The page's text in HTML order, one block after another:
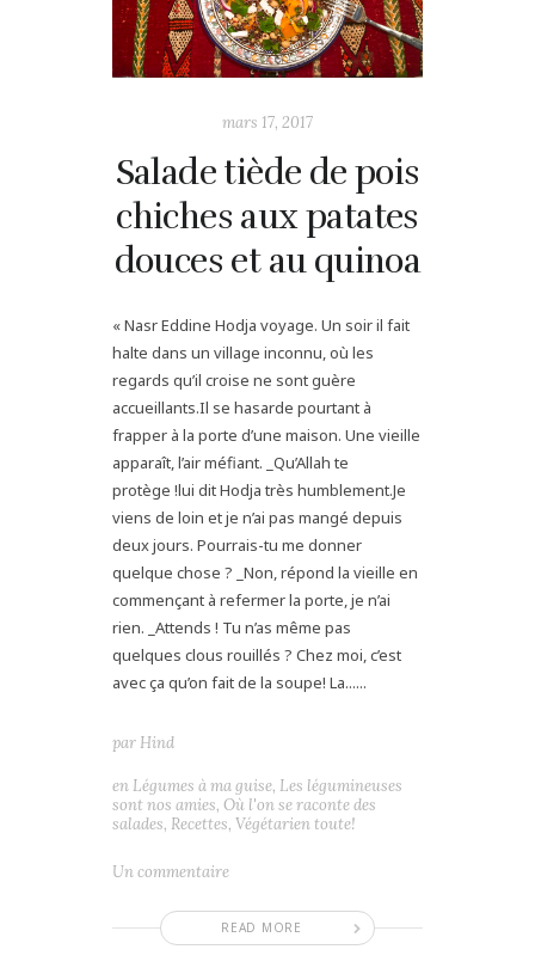
mars 17, 2017
Salade tiède de pois
chiches aux patates
douces et au quinoa
« Nasr Eddine Hodja voyage. Un soir il fait
halte dans un village inconnu, où les
regards qu’il croise ne sont guère
accueillants.Il se hasarde pourtant à
frapper à la porte d’une maison. Une vieille
apparaît, l’air méfiant. _Qu’Allah te
protège !lui dit Hodja très humblement.Je
viens de loin et je n’ai pas mangé depuis
deux jours. Pourrais-tu me donner
quelque chose ? _Non, répond la vieille en
commençant à refermer la porte, je n’ai
rien. _Attends ! Tu n’as même pas
quelques clous rouillés ? Chez moi, c’est
avec ça qu’on fait de la soupe! La......
READ MORE
par Hind
en Légumes à ma guise, Les légumineuses
sont nos amies, Où l'on se raconte des
salades, Recettes, Végétarien toute!
Un commentaire